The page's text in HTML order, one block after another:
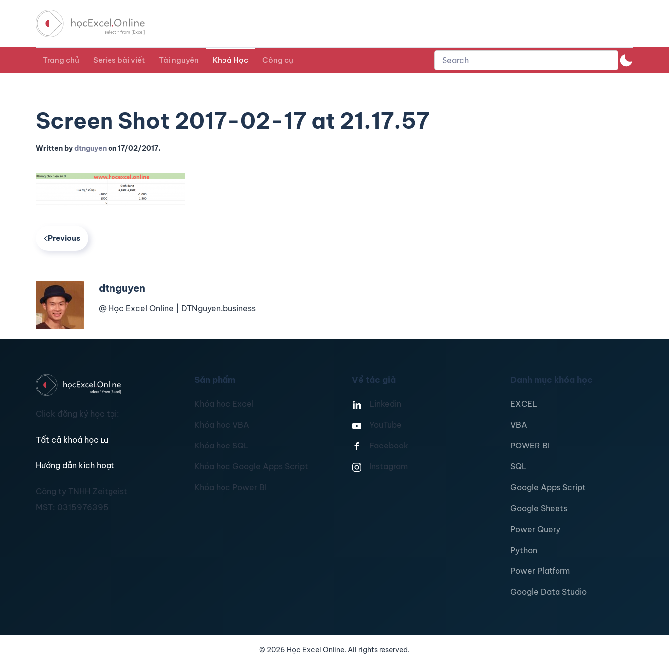
Trang chủ Series bài viết Tài nguyên Khoá Học Công cụ
Screen Shot 2017-02-17 at 21.17.57
Written bydtnguyenon17/02/2017.
Previous
dtnguyen
@ Học Excel Online | DTNguyen.business
Click đăng ký học tại:
Tất cả khoá học 📖
Hướng dẫn kích hoạt
Công ty TNHH Zeitgeist
MST: 0315976395
Sản phẩm
Khóa học Excel
Khóa học VBA
Khóa học SQL
Khóa học Google Apps Script
Khóa học Power BI
Về tác giả
Linkedin
YouTube
Facebook
Instagram
Danh mục khóa học
EXCEL
VBA
POWER BI
SQL
Google Apps Script
Google Sheets
Power Query
Python
Power Platform
Google Data Studio
© 2026 Học Excel Online. All rights reserved.